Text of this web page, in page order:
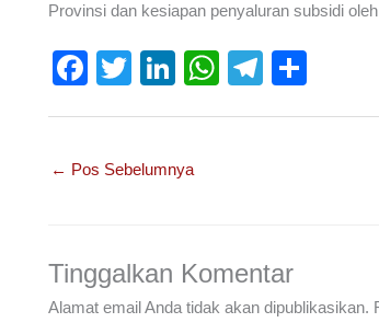
Provinsi dan kesiapan penyaluran subsidi
F
e
o
k
T
er
Li
e
W
p
T
← Pos Sebelumnya
Tinggalkan Komentar
Alamat email Anda tidak akan dipublikasikan.